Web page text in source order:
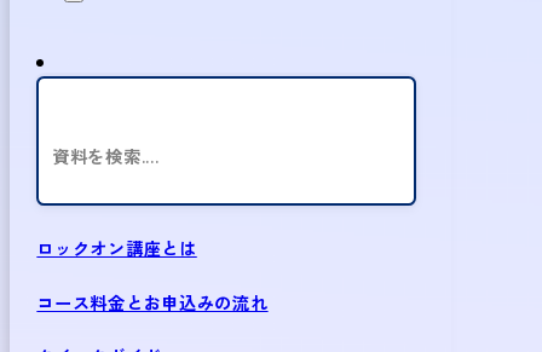
資料を検索....
ロックオン講座とは
コース料金とお申込みの流れ